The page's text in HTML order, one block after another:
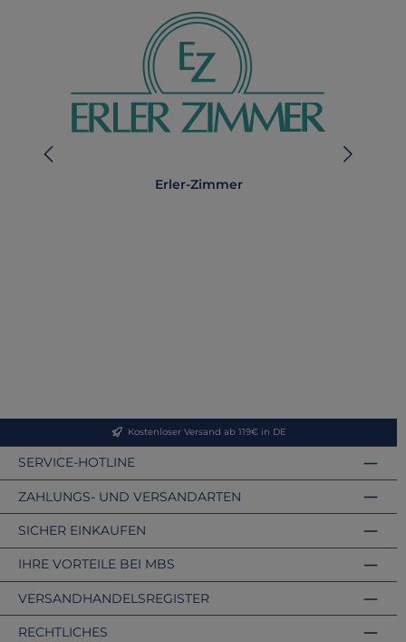
Erler-Zimmer
Kostenloser Versand ab 119€ in DE
SERVICE-HOTLINE
ZAHLUNGS- UND VERSANDARTEN
VERSANDHANDELSREGISTER
SICHER EINKAUFEN
IHRE VORTEILE BEI MBS
RECHTLICHES